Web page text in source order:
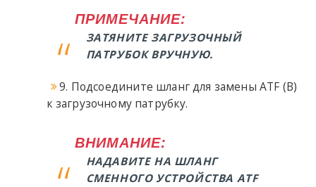
ПРИМЕЧАНИЕ:
ЗАТЯНИТЕ ЗАГРУЗОЧНЫЙ
ПАТРУБОК ВРУЧНУЮ.
9. Подсоедините шланг для замены ATF (B)
к загрузочному патрубку.
ВНИМАНИЕ:
НАДАВИТЕ НА ШЛАНГ
СМЕННОГО УСТРОЙСТВА ATF